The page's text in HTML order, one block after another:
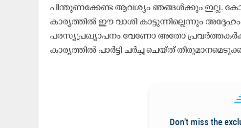
പിന്തുണക്കേണ്ട ആവശ്യം ഞങ്ങൾക്കും ഇല്ല.
കാര്യത്തിൽ ഈ വാശി കാട്ടുന്നില്ലെന്നും
പരസ്യപ്രഖ്യാപനം വേണോ അതോ
കാര്യത്തിൽ പാർട്ടി ചർച്ച ചെയ്ത്
Don't miss the